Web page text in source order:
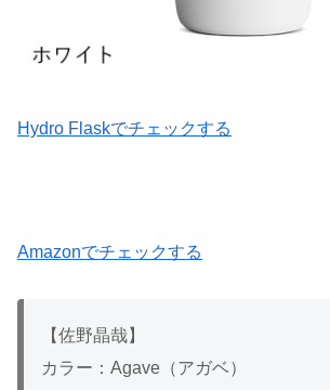
Hydro Flaskでチェックする
Amazonでチェックする
【佐野晶哉】
カラー：Agave（アガベ）